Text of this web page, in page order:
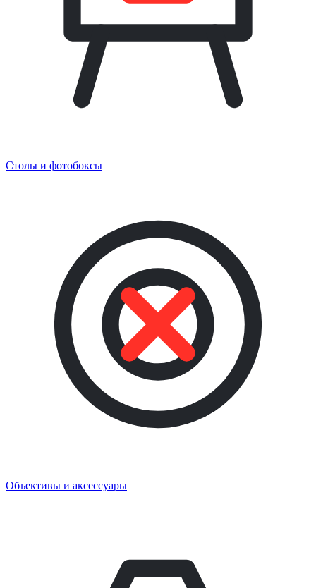
Столы и фотобоксы
Объективы и аксессуары